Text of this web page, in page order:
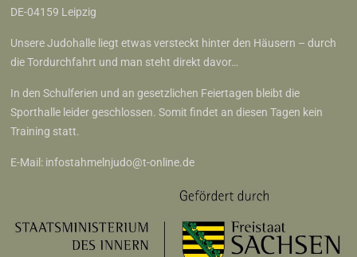
DE-04159 Leipzig
Unsere Judohalle liegt etwas versteckt hinter den Häusern – durch
die Tordurchfahrt und man steht direkt davor…
In den Schulferien und an gesetzlichen Feiertagen bleibt die
Sporthalle leider geschlossen. Somit findet an diesen Tagen kein
Training statt.
E-Mail: infostahmelnjudo@t-online.de